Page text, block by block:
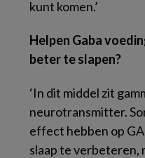
kunt komen.’
Helpen Gaba
beter te slapen?
‘In dit middel zit
neurotransmitter.
effect hebben op
slaap te verbeteren,